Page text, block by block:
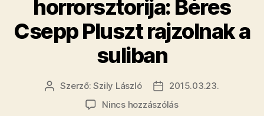
oktatás”
horrorsztorija: Béres
Csepp Pluszt rajzolnak a
suliban
Bejegyzés
Szerző:Szily László
Bejegyzés
dátuma
2015.03.23.
Nincs hozzászólása(z)